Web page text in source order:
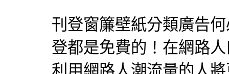
刊登窗簾壁紙分類廣告
登都是免費的！在網路